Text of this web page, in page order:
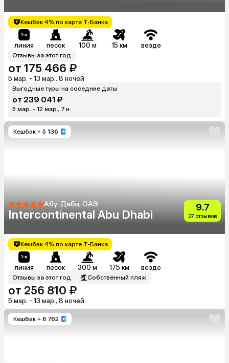
Кешбэк 4% по карте Т-Банка
линия песок 100 м 15 км везде
Отзывы за этот год
от 175 466 ₽
5 мар. - 13 мар., 8 ночей
Выгодные туры на соседние даты
от 239 041 ₽
5 мар. - 12 мар., 7 н.
Кешбэк + 5 136
Абу-Даби, ОАЭ
Intercontinental Abu Dhabi
9.7
27 отзывов
Кешбэк 4% по карте Т-Банка
линия песок 300 м 175 км везде
Отзывы за этот год Собственный пляж
от 256 810 ₽
5 мар. - 13 мар., 8 ночей
Кешбэк + 6 762